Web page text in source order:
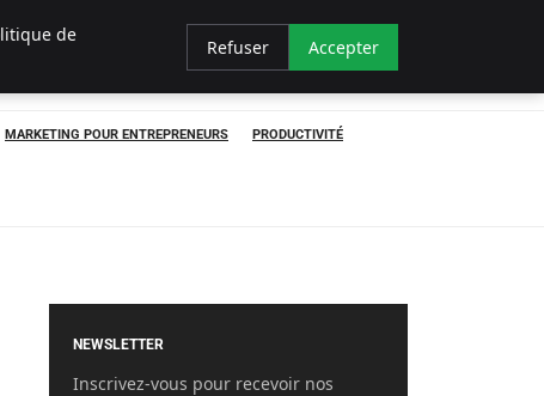
MARKETING POUR ENTREPRENEURS PRODUCTIVITÉ
NEWSLETTER
Inscrivez-vous pour recevoir nos
de
Refuser Accepter